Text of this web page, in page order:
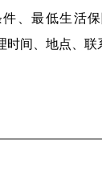
、最低生活
时间、地点、联